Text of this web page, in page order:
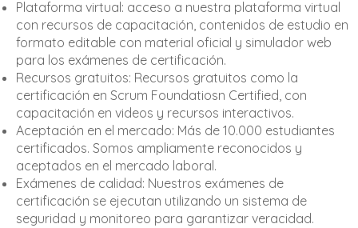
Plataforma virtual: acceso a nuestra plataforma virtual
con recursos de capacitación, contenidos de estudio en
formato editable con material oficial y simulador web
para los exámenes de certificación.
Recursos gratuitos: Recursos gratuitos como la
certificación en Scrum Foundatiosn Certified, con
capacitación en videos y recursos interactivos.
Aceptación en el mercado: Más de 10.000 estudiantes
certificados. Somos ampliamente reconocidos y
aceptados en el mercado laboral.
Exámenes de calidad: Nuestros exámenes de
certificación se ejecutan utilizando un sistema de
seguridad y monitoreo para garantizar veracidad.